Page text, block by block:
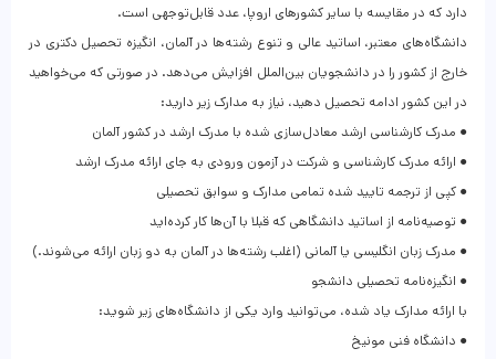
دارد که در مقایسه با سایر کشورهای اروپا، عدد قابل‌توجهی است.
دانشگاه‌های معتبر، اساتید عالی و تنوع رشته‌ها در آلمان، انگیزه تحصیل دکتری در
خارج از کشور را در دانشجویان بین‌الملل افزایش می‌دهد. در صورتی که می‌خواهید
در این کشور ادامه تحصیل دهید، نیاز به مدارک زیر دارید:
● مدرک کارشناسی ارشد معادل‌سازی شده با مدرک ارشد در کشور آلمان
● ارائه مدرک کارشناسی و شرکت در آزمون ورودی به جای ارائه مدرک ارشد
● کپی از ترجمه تایید شده تمامی مدارک و سوابق تحصیلی
● توصیه‌نامه از اساتید دانشگاهی که قبلا با آن‌ها کار کرده‌اید
● مدرک زبان انگلیسی یا آلمانی (اغلب رشته‌ها در آلمان به دو زبان ارائه می‌شوند.)
● انگیزه‌نامه تحصیلی دانشجو
با ارائه مدارک یاد شده، می‌توانید وارد یکی از دانشگاه‌های زیر شوید:
● دانشگاه فنی مونیخ